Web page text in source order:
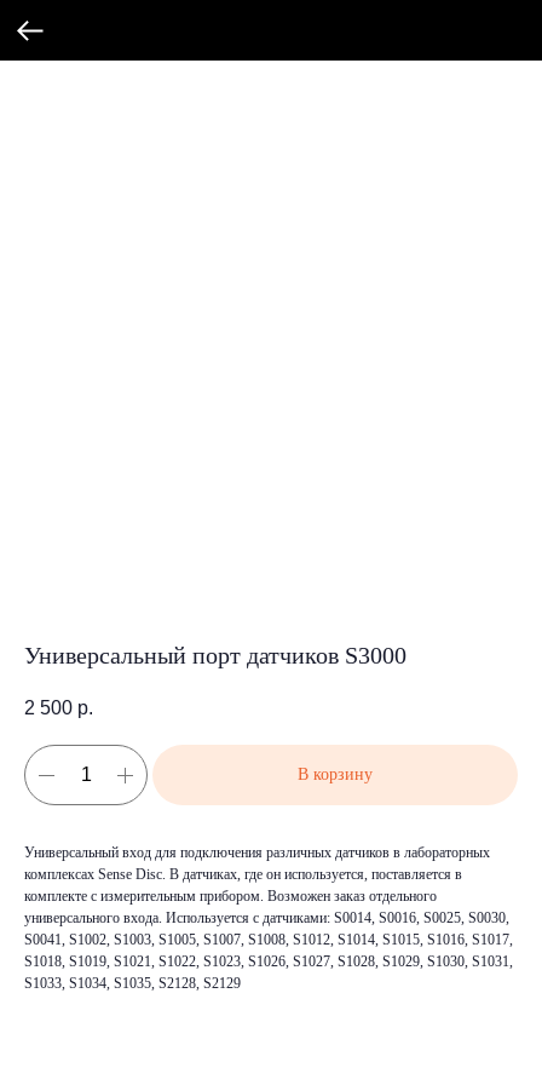
Универсальный порт датчиков S3000
2 500 р.
В корзину
Универсальный вход для подключения различных датчиков в лабораторных
комплексах Sense Disc. В датчиках, где он используется, поставляется в
комплекте с измерительным прибором. Возможен заказ отдельного
универсального входа. Используется с датчиками: S0014, S0016, S0025, S0030,
S0041, S1002, S1003, S1005, S1007, S1008, S1012, S1014, S1015, S1016, S1017,
S1018, S1019, S1021, S1022, S1023, S1026, S1027, S1028, S1029, S1030, S1031,
S1033, S1034, S1035, S2128, S2129